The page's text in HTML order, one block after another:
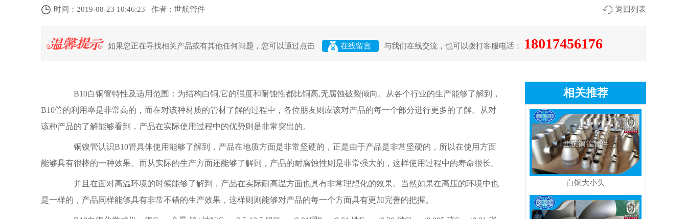
时间：2019-08-23 10:46:23 作者：世航管件 返回列表
如果您正在寻找相关产品或有其他任何问题，您可以通过点击 在线留言 与我们在线交流，也可以拨打客服电话： 18017456176
B10白铜管特性及适用范围：为结构白铜,它的强度和耐蚀性都比铜高,无腐蚀破裂倾向。从各个行业的生产能够了解到，
B10管的利用率是非常高的，而在对该种材质的管材了解的过程中，各位朋友则应该对产品的每一个部分进行更多的了解。从对
该种产品的了解能够看到，产品在实际使用过程中的优势则是非常突出的。
铜镍管认识B10管具体使用能够了解到，产品在地质方面是非常坚硬的，正是由于产品是非常坚硬的，所以在使用方面
能够具有很棒的一种效果。而从实际的生产方面还能够了解到，产品的耐腐蚀性则是非常强大的，这样使用过程中的寿命很长。
并且在面对高温环境的时候能够了解到，产品在实际耐高温方面也具有非常理想化的效果。当然如果在高压的环境中也
是一样的，产品同样能够具有非常不错的生产效果，这样则则能够对产品的每一个方面具有更加完善的把握。
相关推荐
白铜大小头